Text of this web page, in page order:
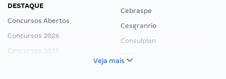
DESTAQUE
Concursos Abertos
Concursos 2026
Concursos 2025
Concurso Nacional Unificado
Cebraspe
Cesgranrio
Consulplan
Veja mais